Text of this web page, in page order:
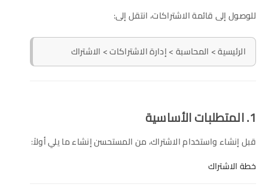
للوصول إلى قائمة الاشتراكات، انتقل إلى:
الرئيسية > المحاسبة > إدارة الاشتراكات > الاشتراك
1. المتطلبات الأساسية
قبل إنشاء واستخدام الاشتراك، من المستحسن إنشاء ما يلي أولاً:
خطة الاشتراك